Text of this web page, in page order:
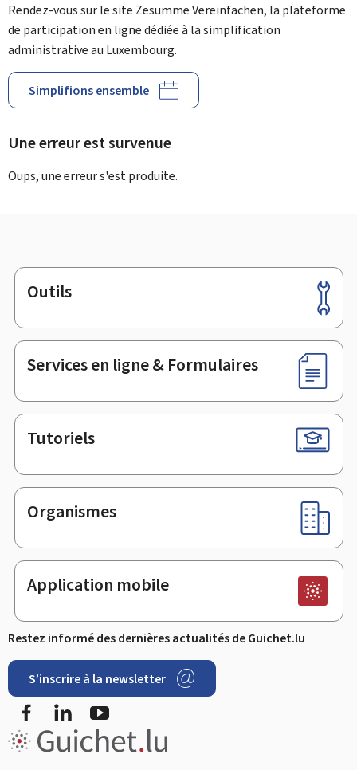
Rendez-vous sur le site Zesumme Vereinfachen, la plateforme
de participation en ligne dédiée à la simplification
administrative au Luxembourg.
Simplifions ensemble
Une erreur est survenue
Oups, une erreur s'est produite.
Pied
de
page
Outils
Services en ligne & Formulaires
Tutoriels
Organismes
Application mobile
Restez informé des dernières actualités de Guichet.lu
S’inscrire à la newsletter
FacebookLinkedIn